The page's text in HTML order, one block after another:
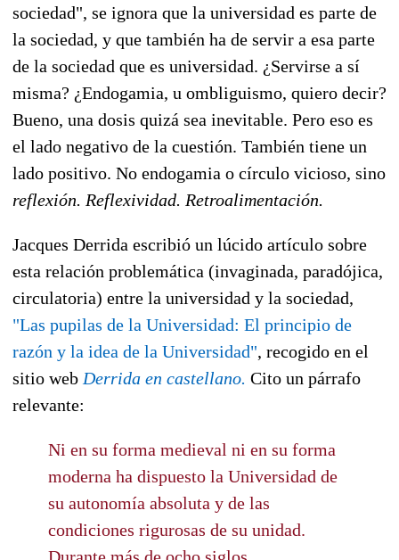
sociedad", se ignora que la universidad es parte de
la sociedad, y que también ha de servir a esa parte
de la sociedad que es universidad. ¿Servirse a sí
misma? ¿Endogamia, u ombliguismo, quiero decir?
Bueno, una dosis quizá sea inevitable. Pero eso es
el lado negativo de la cuestión. También tiene un
lado positivo. No endogamia o círculo vicioso, sino
reflexión. Reflexividad. Retroalimentación.
Jacques Derrida escribió un lúcido artículo sobre
esta relación problemática (invaginada, paradójica,
circulatoria) entre la universidad y la sociedad,
"Las pupilas de la Universidad: El principio de
razón y la idea de la Universidad", recogido en el
sitio web Derrida en castellano. Cito un párrafo
relevante:
Ni en su forma medieval ni en su forma
moderna ha dispuesto la Universidad de
su autonomía absoluta y de las
condiciones rigurosas de su unidad.